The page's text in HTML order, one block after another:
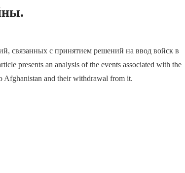
связанных с принятием решений на ввод войск в
presents an analysis of the events associated with the
Afghanistan and their withdrawal from it.